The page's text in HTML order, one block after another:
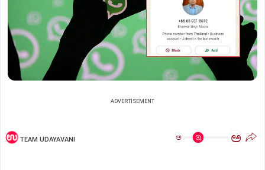
ADVERTISEMENT
TEAM UDAYAVANI ಅ ಅ